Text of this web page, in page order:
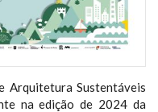
Arquitetura Sustentáveis
na edição de 2024 da